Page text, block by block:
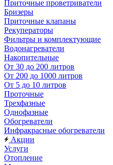
Приточные проветриватели
Бризеры
Приточные клапаны
Рекуператоры
Фильтры и комплектующие
Водонагреватели
Накопительные
От 30 до 200 литров
От 200 до 1000 литров
От 5 до 10 литров
Проточные
Трехфазные
Однофазные
Обогреватели
Инфракрасные обогреватели
Акции
Услуги
Отопление